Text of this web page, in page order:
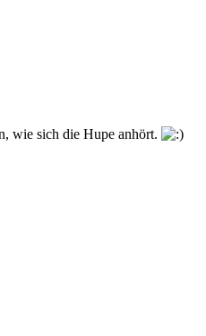
wie sich die Hupe anhört.